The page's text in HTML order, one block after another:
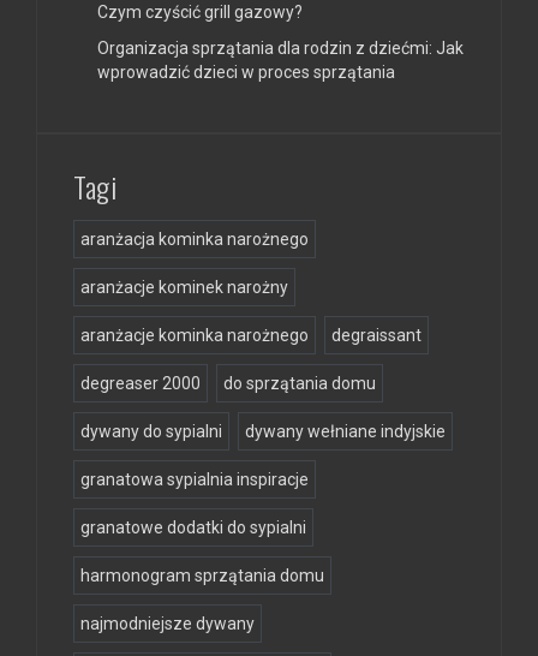
Czym czyścić grill gazowy?
Organizacja sprzątania dla rodzin z dziećmi: Jak
wprowadzić dzieci w proces sprzątania
Tagi
aranżacja kominka narożnego
aranżacje kominek narożny
aranżacje kominka narożnego degraissant
degreaser 2000 do sprzątania domu
dywany do sypialni dywany wełniane indyjskie
granatowa sypialnia inspiracje
granatowe dodatki do sypialni
harmonogram sprzątania domu
najmodniejsze dywany